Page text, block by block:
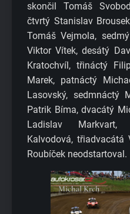
skončil Tomáš
čtvrtý Stanislav
Tomáš Vejmola,
Viktor Vítek, desátý
Kratochvíl, třináctý
Marek, patnáctý
Lasovský, sedmnáctý
Patrik Bíma, dvacátý
Ladislav Markvart,
Kalvodová, třiadvacátá
Roubíček neodstartoval.